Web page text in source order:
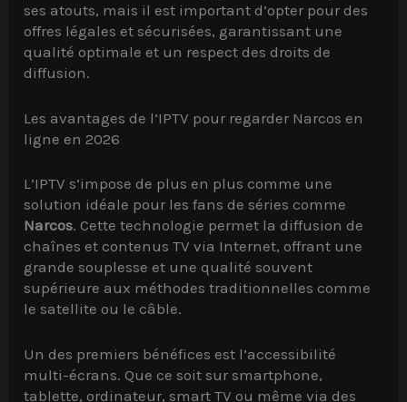
ses atouts, mais il est important d’opter pour des
offres légales et sécurisées, garantissant une
qualité optimale et un respect des droits de
diffusion.
Les avantages de l’IPTV pour regarder Narcos en
ligne en 2026
L’IPTV s’impose de plus en plus comme une
solution idéale pour les fans de séries comme
Narcos. Cette technologie permet la diffusion de
chaînes et contenus TV via Internet, offrant une
grande souplesse et une qualité souvent
supérieure aux méthodes traditionnelles comme
le satellite ou le câble.
Un des premiers bénéfices est l’accessibilité
multi-écrans. Que ce soit sur smartphone,
tablette, ordinateur, smart TV ou même via des